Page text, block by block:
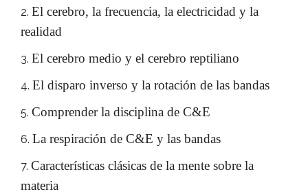
El cerebro, la frecuencia, la electricidad y la
realidad
El cerebro medio y el cerebro reptiliano
El disparo inverso y la rotación de las bandas
Comprender la disciplina de C&E
La respiración de C&E y las bandas
Características clásicas de la mente sobre la
materia